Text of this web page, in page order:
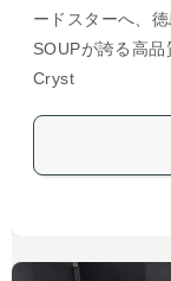
ードスターへ、
SOUPが誇る高
Cryst